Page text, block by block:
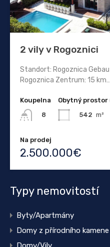
2 vily v Rogoznici
Standort: Rogoznica
Rogoznica Zentrum: 15 km…
Koupelna
8
Obytný prostor
542 m²
Na prodej
2.500.000€
Typy nemovitostí
Byty/Apartmány
Domy z přírodního kamene